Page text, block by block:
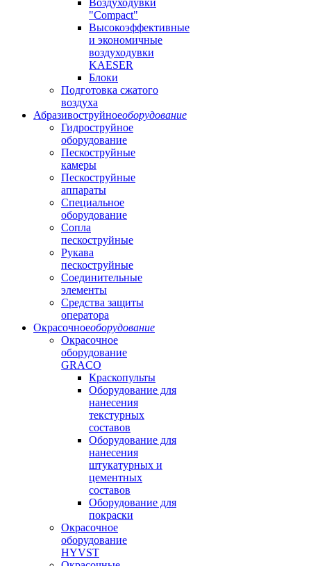
Воздуходувки
"Compact"
Высокоэффективные
и экономичные
воздуходувки
KAESER
Блоки
Подготовка сжатого
воздуха
Абразивоструйноеоборудование
Гидроструйное
оборудование
Пескоструйные
камеры
Пескоструйные
аппараты
Специальное
оборудование
Сопла
пескоструйные
Рукава
пескоструйные
Соединительные
элементы
Средства защиты
оператора
Окрасочноеоборудование
Окрасочное
оборудование
GRACO
Краскопульты
Оборудование для
нанесения
текстурных
составов
Оборудование для
нанесения
штукатурных и
цементных
составов
Оборудование для
покраски
Окрасочное
оборудование
HYVST